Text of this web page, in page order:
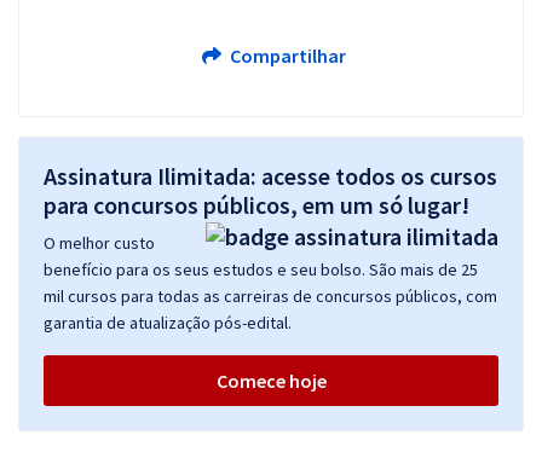
Compartilhar
Assinatura Ilimitada: acesse todos os cursos
para concursos públicos, em um só lugar!
O melhor custo
benefício para os seus estudos e seu bolso. São mais de 25
mil cursos para todas as carreiras de concursos públicos, com
garantia de atualização pós-edital.
Comece hoje